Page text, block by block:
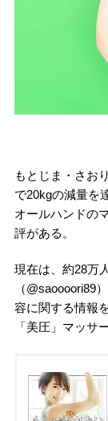
もとじま・さお
で20kgの減量を
オールハンドの
評がある。
現在は、約28万
（@saoooori89
容に関する情報
「美圧」マッサ